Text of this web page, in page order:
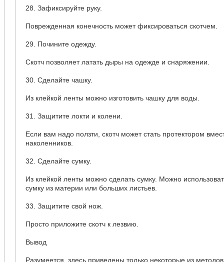
28. Зафиксируйте руку.
Поврежденная конечность может фиксироваться скотчем.
29. Почините одежду.
Скотч позволяет латать дыры на одежде и снаряжении.
30. Сделайте чашку.
Из клейкой ленты можно изготовить чашку для воды.
31. Защитите локти и колени.
Если вам надо ползти, скотч может стать протектором
наколенников.
32. Сделайте сумку.
Из клейкой ленты можно сделать сумку. Можно
сумку из материи или больших листьев.
33. Защитите свой нож.
Просто приложите скотч к лезвию.
Вывод
Разумеется, здесь приведены только некоторые из